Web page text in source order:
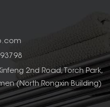
2nd Road, Torch Park,
(North Rongxin Building)